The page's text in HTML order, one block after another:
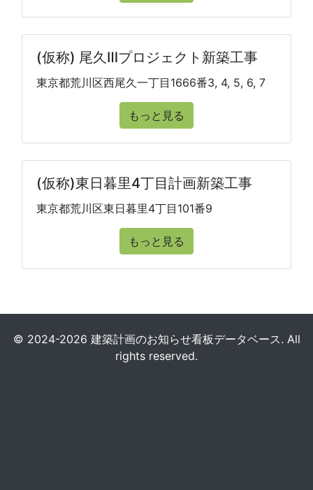
(仮称) 尾久Ⅲプロジェクト新築工事
東京都荒川区西尾久一丁目1666番3, 4, 5, 6, 7
もっと見る
(仮称)東日暮里4丁目計画新築工事
東京都荒川区東日暮里4丁目101番9
もっと見る
© 2024-2026 建築計画のお知らせ看板データベース. All
rights reserved.